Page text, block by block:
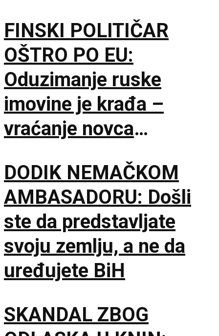
FINSKI POLITIČAR
OŠTRO PO EU:
Oduzimanje ruske
imovine je krađa –
vraćanje novca
Ukrajini
DODIK NEMAČKOM
AMBASADORU: Došli
ste da predstavljate
svoju zemlju, a ne da
uređujete BiH
SKANDAL ZBOG